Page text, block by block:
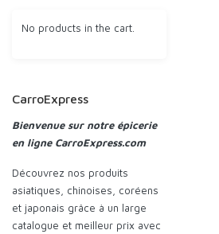
No products in the cart.
CarroExpress
Bienvenue sur notre épicerie
en ligne CarroExpress.com
Découvrez nos produits
asiatiques, chinoises, coréens
et japonais grâce à un large
catalogue et meilleur prix avec